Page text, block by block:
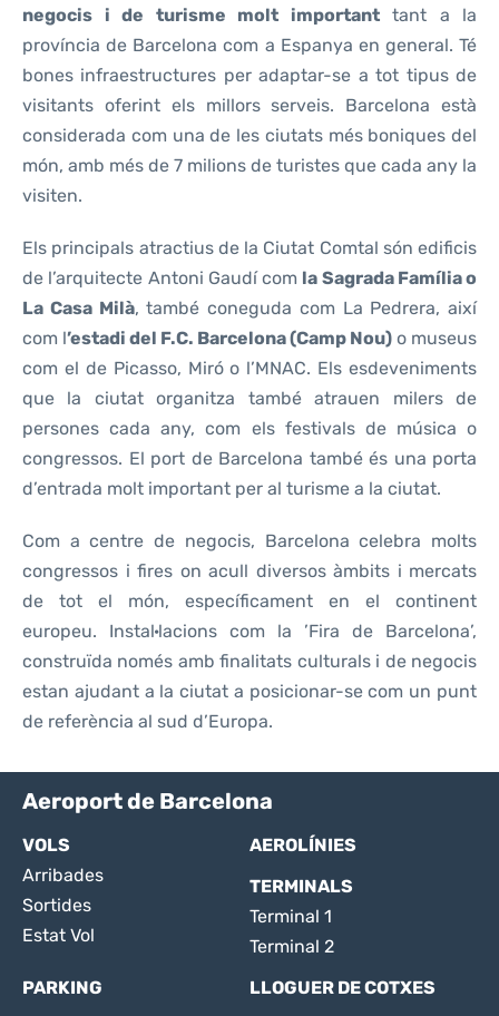
negocis i de turisme molt importanttant a la
província de Barcelona com a Espanya en general. Té
bones infraestructures per adaptar-se a tot tipus de
visitants oferint els millors serveis. Barcelona està
considerada com una de les ciutats més boniques del
món, amb més de 7 milions de turistes que cada any la
visiten.
Els principals atractius de la Ciutat Comtal són edificis
de l’arquitecte Antoni Gaudí com la Sagrada Família o
La Casa Milà, també coneguda com La Pedrera, així
com l’estadi del F.C. Barcelona (Camp Nou) o museus
com el de Picasso, Miró o l’MNAC. Els esdeveniments
que la ciutat organitza també atrauen milers de
persones cada any, com els festivals de música o
congressos. El port de Barcelona també és una porta
d’entrada molt important per al turisme a la ciutat.
Com a centre de negocis, Barcelona celebra molts
congressos i fires on acull diversos àmbits i mercats
de tot el món, específicament en el continent
europeu. Instal·lacions com la ’Fira de Barcelona’,
construïda només amb finalitats culturals i de negocis
estan ajudant a la ciutat a posicionar-se com un punt
de referència al sud d’Europa.
Aeroport de Barcelona
VOLS
Arribades
Sortides
Estat Vol
AEROLÍNIES
TERMINALS
Terminal 1
Terminal 2
PARKING
LLOGUER DE COTXES